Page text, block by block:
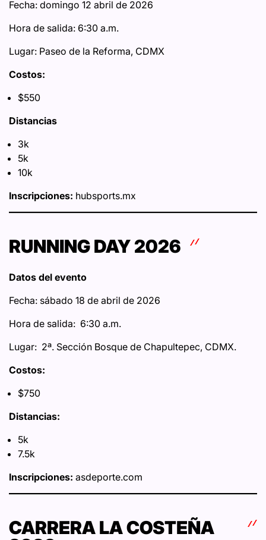
Fecha: domingo 12 abril de 2026
Hora de salida: 6:30 a.m.
Lugar: Paseo de la Reforma, CDMX
Costos:
$550
Distancias
3k
5k
10k
Inscripciones: hubsports.mx
RUNNING DAY 2026
Datos del evento
Fecha: sábado 18 de abril de 2026
Hora de salida: 6:30 a.m.
Lugar: 2ª. Sección Bosque de Chapultepec, CDMX.
Costos:
$750
Distancias:
5k
7.5k
Inscripciones: asdeporte.com
CARRERA LA COSTEÑA